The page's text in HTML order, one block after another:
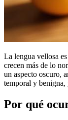
La lengua vellosa
crecen más de lo
un aspecto oscuro,
temporal y benigna,
Por qué